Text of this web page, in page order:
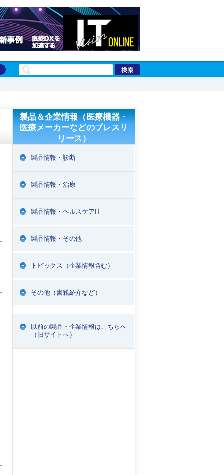
製品＆企業情報（医療機器・
医療メーカーなどのプレスリ
リース）
製品情報・診断
製品情報・治療
製品情報・ヘルスケアIT
製品情報・その他
トピックス（企業情報含む）
その他（書籍紹介など）
以前の製品・企業情報はこちらへ
（旧サイトへ）